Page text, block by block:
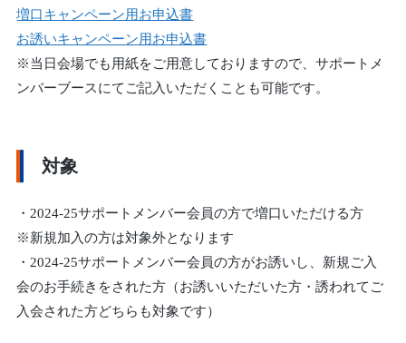
増口キャンペーン用お申込書
お誘いキャンペーン用お申込書
※当日会場でも用紙をご用意しておりますので、サポートメ
ンバーブースにてご記入いただくことも可能です。
対象
・2024-25サポートメンバー会員の方で増口いただける方
※新規加入の方は対象外となります
・2024-25サポートメンバー会員の方がお誘いし、新規ご入
会のお手続きをされた方（お誘いいただいた方・誘われてご
入会された方どちらも対象です）